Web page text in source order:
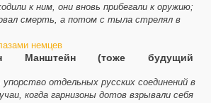
к ним, они вновь прибегали к оружию;
смерть, а потом с тыла стрелял в
Манштейн (тоже будущий
отдельных русских соединений в
когда гарнизоны дотов взрывали себя